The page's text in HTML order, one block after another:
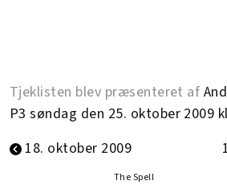
Tjeklisten blev præsenteret af
P3 søndag den 25. oktober 2009
18. oktober 2009
The Spell